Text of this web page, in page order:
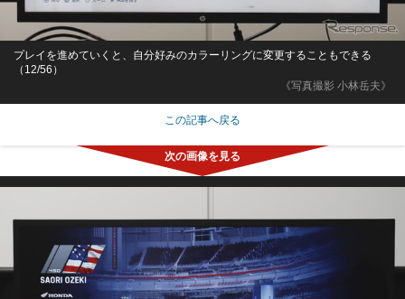
《写真撮影 小林岳夫》
プレイを進めていくと、自分好みのカラーリングに変更することもできる
（12/56）
この記事へ戻る